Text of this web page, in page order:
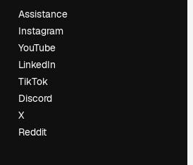
Assistance
Instagram
YouTube
LinkedIn
TikTok
Discord
X
Reddit